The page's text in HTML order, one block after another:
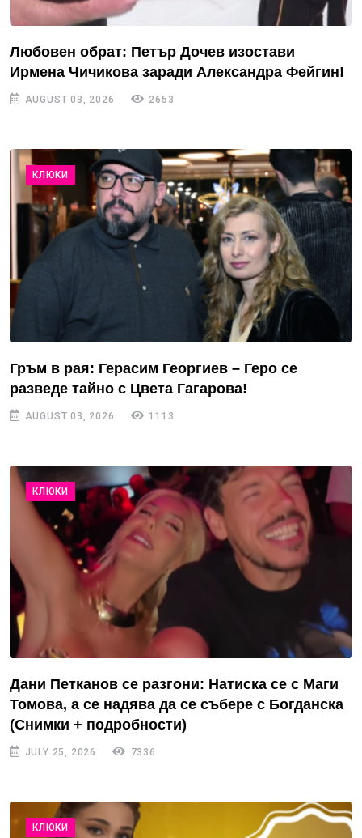
Любовен обрат: Петър Дочев изостави
Ирмена Чичикова заради Александра Фейгин!
AUGUST 03, 2026 2653
КЛЮКИ
Гръм в рая: Герасим Георгиев – Геро се
разведе тайно с Цвета Гагарова!
AUGUST 03, 2026 1113
КЛЮКИ
Дани Петканов се разгони: Натиска се с Маги
Томова, а се надява да се събере с Богданска
(Снимки + подробности)
JULY 25, 2026 7336
КЛЮКИ